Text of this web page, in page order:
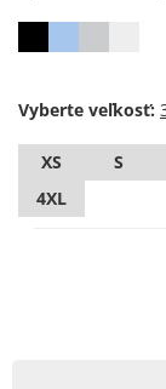
Vyberte veľkosť:
XS S
4XL